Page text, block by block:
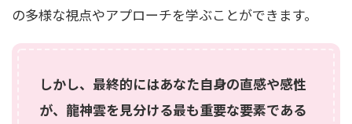
の多様な視点やアプローチを学ぶことができます。
しかし、最終的にはあなた自身の直感や感性
が、龍神雲を見分ける最も重要な要素である